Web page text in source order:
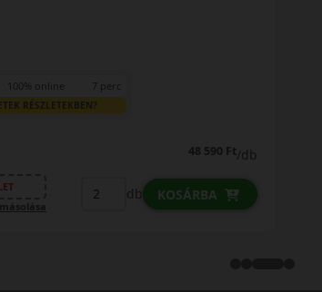
100% online 7 perc
RÉSZLETEKBEN?
48 590 Ft/db
db KOSÁRBA